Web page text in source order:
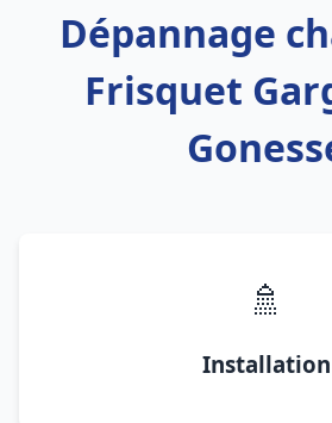
Dépannage
Frisquet
🚿
Installation